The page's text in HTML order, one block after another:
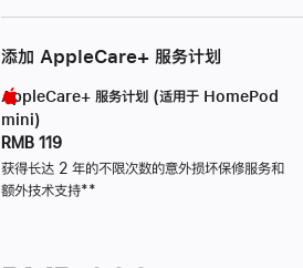
添加 AppleCare+ 服务计划
AppleCare+ 服务计划 (适用于 HomePod
mini)
RMB 119
获得长达 2 年的不限次数的意外损坏保修服务和
额外技术支持脚
**